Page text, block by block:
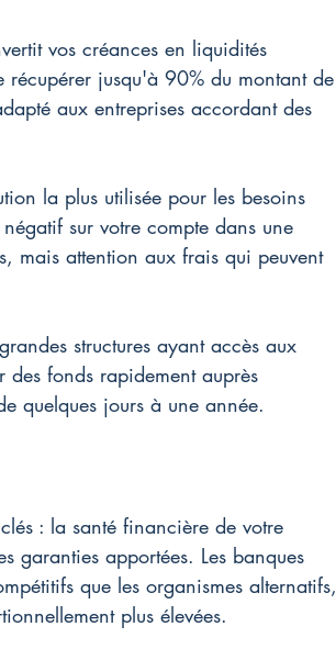
vos créances en liquidités
récupérer jusqu'à 90% du montant de
aux entreprises accordant des
la plus utilisée pour les besoins
sur votre compte dans une
mais attention aux frais qui peuvent
structures ayant accès aux
des fonds rapidement auprès
quelques jours à une année.
: la santé financière de votre
garanties apportées. Les banques
que les organismes alternatifs,
plus élevées.